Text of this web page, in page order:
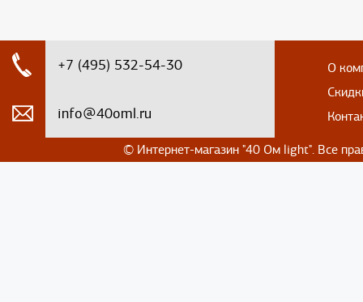
+7 (495) 532-54-30
info@40oml.ru
О
© Интернет-магазин "40 Ом light". Все